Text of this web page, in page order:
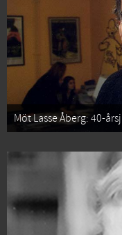
Möt Lasse Åberg: 40-